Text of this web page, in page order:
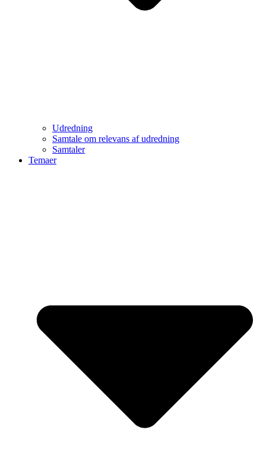
Udredning
Samtale om relevans af udredning
Samtaler
Temaer